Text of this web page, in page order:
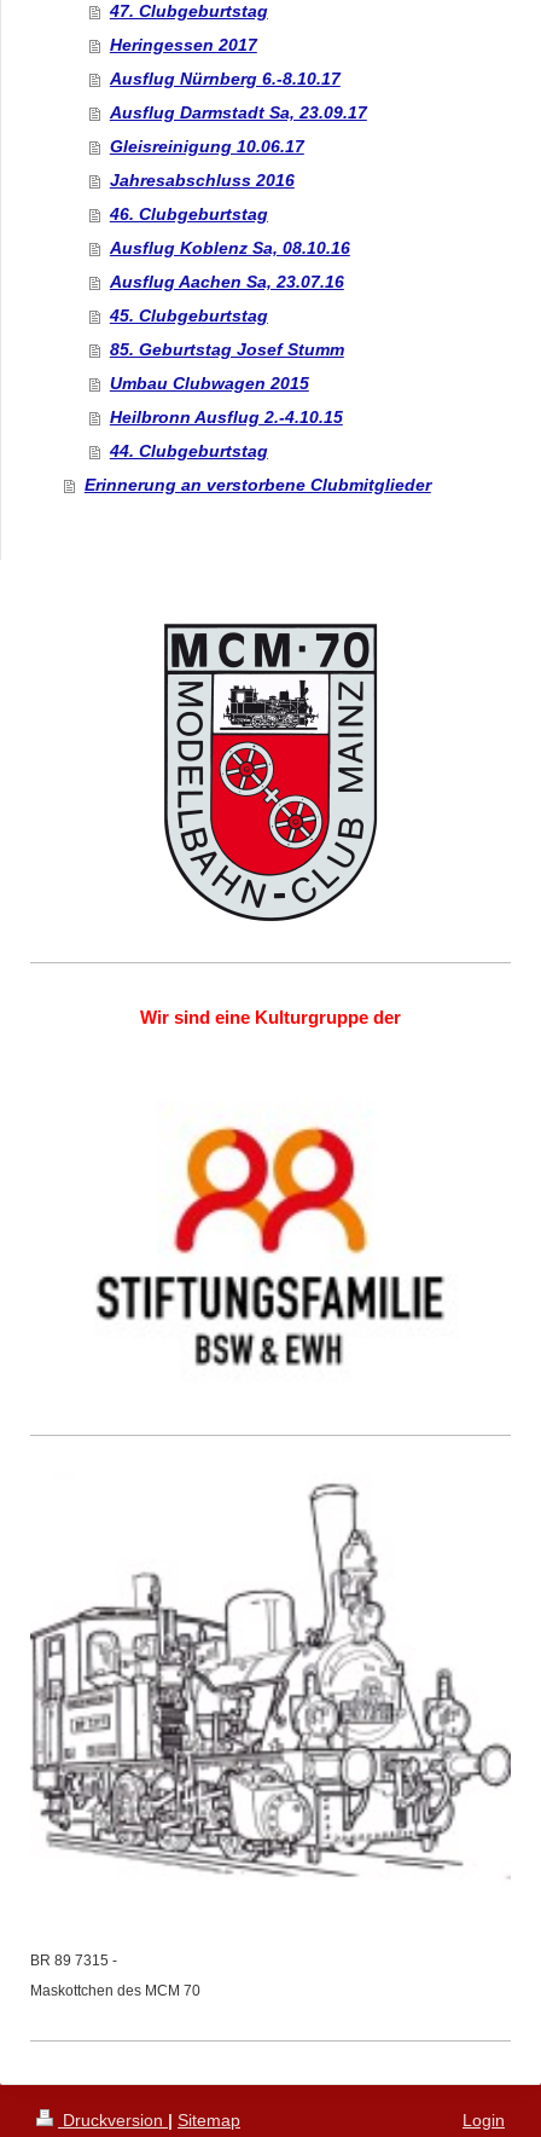
47. Clubgeburtstag
Heringessen 2017
Ausflug Nürnberg 6.-8.10.17
Ausflug Darmstadt Sa, 23.09.17
Gleisreinigung 10.06.17
Jahresabschluss 2016
46. Clubgeburtstag
Ausflug Koblenz Sa, 08.10.16
Ausflug Aachen Sa, 23.07.16
45. Clubgeburtstag
85. Geburtstag Josef Stumm
Umbau Clubwagen 2015
Heilbronn Ausflug 2.-4.10.15
44. Clubgeburtstag
Erinnerung an verstorbene Clubmitglieder
Wir sind eine Kulturgruppe der
BR 89 7315 -
Maskottchen des MCM 70
Druckversion | Sitemap
Login